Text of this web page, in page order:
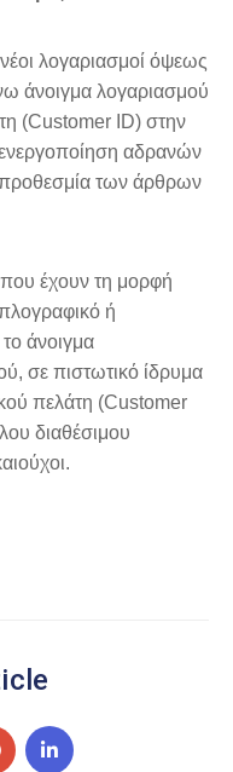
λογαριασμοί όψεως
άνοιγμα λογαριασμού
(Customer ID) στην
αδρανών
προθεσμία των άρθρων
που έχουν τη μορφή
ή
άνοιγμα
σε πιστωτικό ίδρυμα
πελάτη (Customer
διαθέσιμου